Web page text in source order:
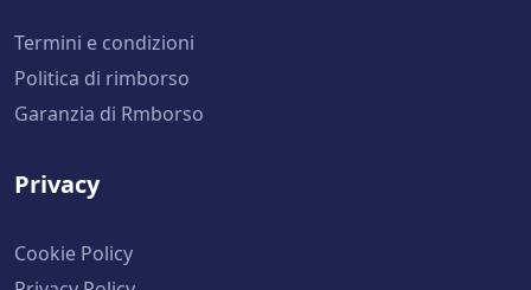
Termini e condizioni
Politica di rimborso
Garanzia di Rmborso
Privacy
Cookie Policy